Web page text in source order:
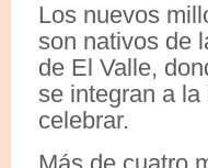
Los nuevos
son nativos de
de El Valle,
se integran a
celebrar.